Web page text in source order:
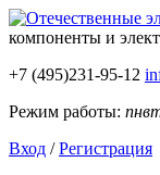
компоненты и
+7 (495)231-95-12
Режим работы: пн
Вход /Регистрация